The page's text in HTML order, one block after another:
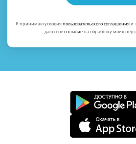
Я принимаю условияпользовательского соглашенияи
даю своесогласиена обработку моих